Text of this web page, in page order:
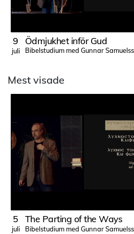
9
juli
Ödmjukhet inför Gud
Bibelstudium med Gunnar
Mest visade
5
juli
The Parting of the Ways
Bibelstudium med Gunnar